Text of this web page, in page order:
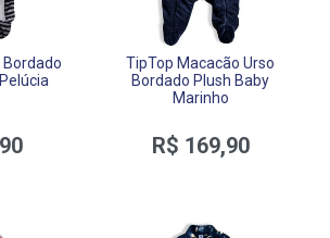
TipTop Macacão Urso
Bordado Plush Baby
Marinho
R$ 169,90